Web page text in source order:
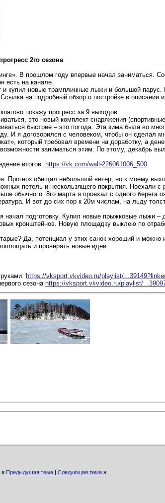
2го сезона
В прошлом году впервые начал заниматься.
есть на канале.
купил новые трамплинные лыжи и большой
на подробный обзор о постройке в описании
покажу прогресс за 9 выходов.
это новый комплект снаряжения
быстрее – это погода. Эта зима была во
И я договорился с человеком, чтобы он сделал
который требовал времени на доработку, а
заниматься этим. По этому, декабрь
итогов: https://vk.com/wall-226061006_500
Прогноз обещал небольшой ветер, но к моему
петель и нескользящего покрытия. Поехали с
обычного. 8го марта я проехал с одного берега
И вот до сих пор к 20м числам, на льду
подготовку. Купил новые прыжковые лыжи –
кронштейнов. Новую площадку выклею по
Да, потенциал у этих санок хороший и можно
и проверять новые идеи.
https://vksport.vkvideo.ru/playlist/
сезона https://vksport.vkvideo.ru/playlist/
« Предыдущая тема| Следующая тема »